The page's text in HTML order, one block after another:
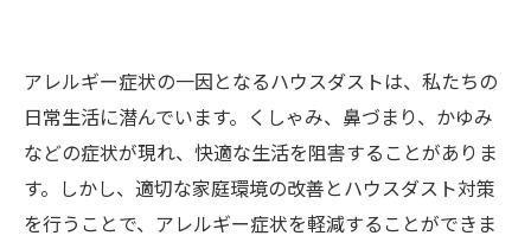
アレルギー症状の一因となるハウスダストは、私たちの
日常生活に潜んでいます。くしゃみ、鼻づまり、かゆみ
などの症状が現れ、快適な生活を阻害することがありま
す。しかし、適切な家庭環境の改善とハウスダスト対策
を行うことで、アレルギー症状を軽減することができま